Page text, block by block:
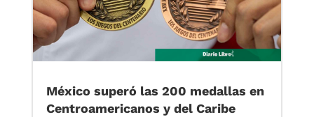
México superó las 200 medallas en
Centroamericanos y del Caribe